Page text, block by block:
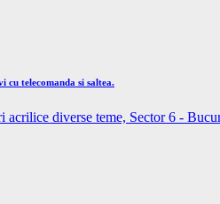
cu telecomanda si saltea.